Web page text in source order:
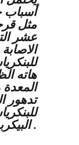
أسباب
مثل
عشر
هاته
المعدة
تدهور
البيكربونات (26) .